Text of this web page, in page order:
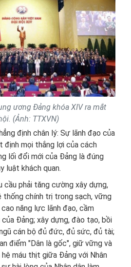
ương Đảng khóa XIV ra mắt
(Ảnh: TTXVN)
định chân lý: Sự lãnh đạo của
định mọi thắng lợi của cách
lối đổi mới của Đảng là đúng
luật khách quan.
cầu phải tăng cường xây dựng,
thống chính trị trong sạch, vững
năng lực lãnh đạo, cầm
Đảng; xây dựng, đào tạo, bồi
cán bộ đủ đức, đủ sức, đủ tài;
điểm "Dân là gốc", giữ vững và
máu thịt giữa Đảng với Nhân